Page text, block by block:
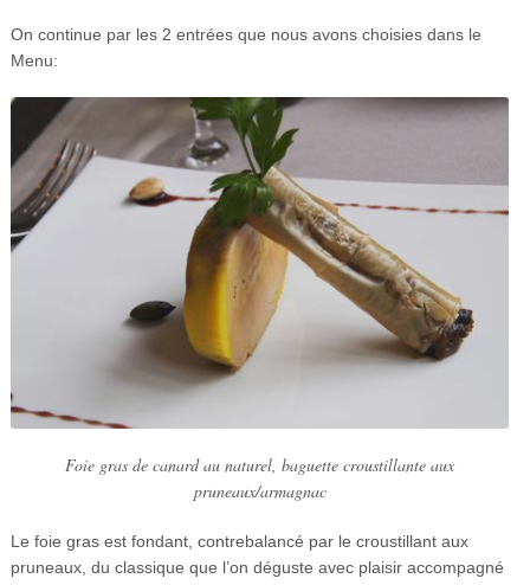
On continue par les 2 entrées que nous avons choisies dans le
Menu:
Foie gras de canard au naturel, baguette croustillante aux
pruneaux/armagnac
Le foie gras est fondant, contrebalancé par le croustillant aux
pruneaux, du classique que l’on déguste avec plaisir accompagné